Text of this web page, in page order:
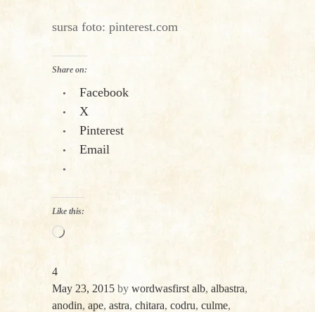
sursa foto: pinterest.com
Share on:
Facebook
X
Pinterest
Email
Like this:
Loading…
4
May 23, 2015 by wordwasfirst alb, albastra,
anodin, ape, astra, chitara, codru, culme,